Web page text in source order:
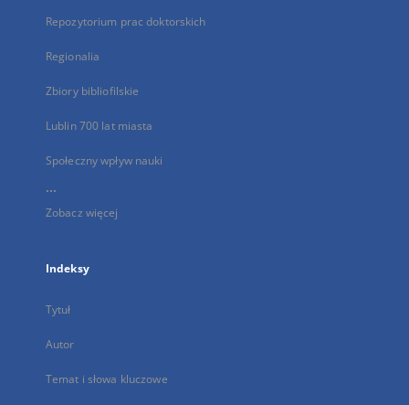
Repozytorium prac doktorskich
Regionalia
Zbiory bibliofilskie
Lublin 700 lat miasta
Społeczny wpływ nauki
...
Zobacz więcej
Indeksy
Tytuł
Autor
Temat i słowa kluczowe